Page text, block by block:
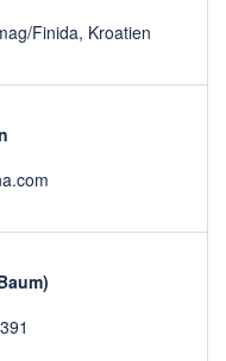
Finida, Kroatien